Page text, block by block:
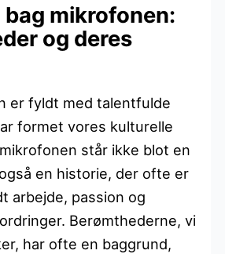
bag mikrofonen:
og deres
er fyldt med talentfulde
formet vores kulturelle
står ikke blot en
en historie, der ofte er
arbejde, passion og
Berømthederne, vi
har ofte en baggrund,